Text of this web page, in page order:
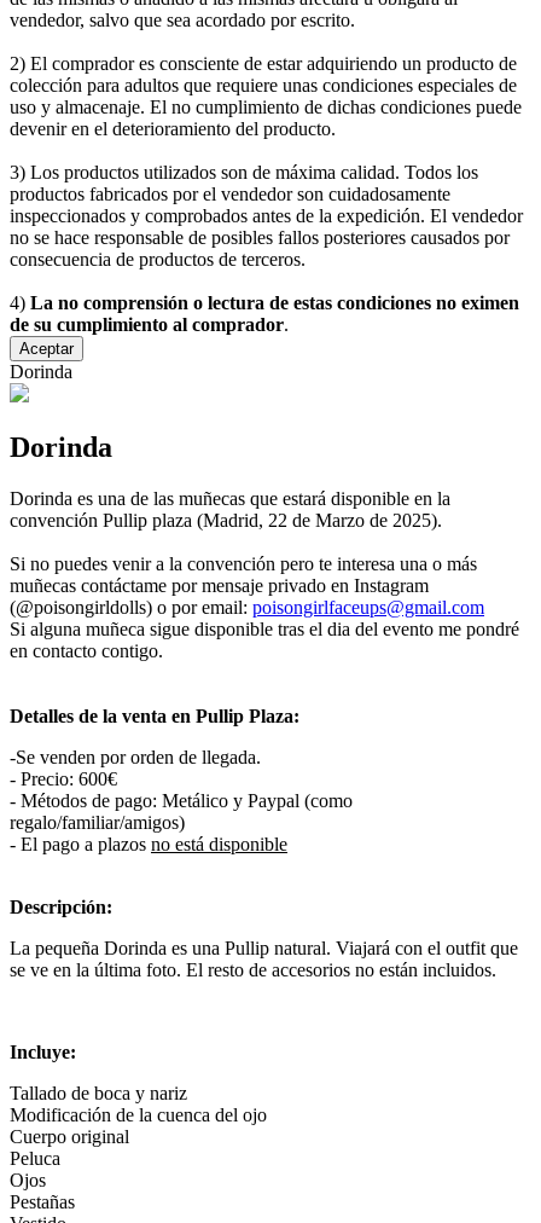
vendedor, salvo que sea acordado por escrito.
2) El comprador es consciente de estar adquiriendo un producto de
colección para adultos que requiere unas condiciones especiales de
uso y almacenaje. El no cumplimiento de dichas condiciones puede
devenir en el deterioramiento del producto.
3) Los productos utilizados son de máxima calidad. Todos los
productos fabricados por el vendedor son cuidadosamente
inspeccionados y comprobados antes de la expedición. El vendedor
no se hace responsable de posibles fallos posteriores causados por
consecuencia de productos de terceros.
4) La no comprensión o lectura de estas condiciones no eximen
de su cumplimiento al comprador.
Aceptar
Dorinda
Dorinda
Dorinda es una de las muñecas que estará disponible en la
convención Pullip plaza (Madrid, 22 de Marzo de 2025).
Si no puedes venir a la convención pero te interesa una o más
muñecas contáctame por mensaje privado en Instagram
(@poisongirldolls) o por email: poisongirlfaceups@gmail.com
Si alguna muñeca sigue disponible tras el dia del evento me pondré
en contacto contigo.
Detalles de la venta en Pullip Plaza:
-Se venden por orden de llegada.
- Precio: 600€
- Métodos de pago: Metálico y Paypal (como
regalo/familiar/amigos)
- El pago a plazos no está disponible
Descripción:
La pequeña Dorinda es una Pullip natural. Viajará con el outfit que
se ve en la última foto. El resto de accesorios no están incluidos.
Incluye:
Tallado de boca y nariz
Modificación de la cuenca del ojo
Cuerpo original
Peluca
Ojos
Pestañas